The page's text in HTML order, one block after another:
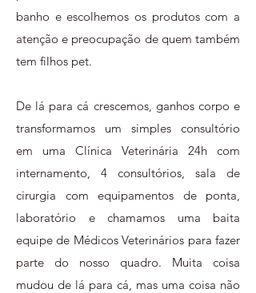
banho e escolhemos os produtos com a
atenção e preocupação de quem também
tem filhos pet.
De lá para cá crescemos, ganhos corpo e
transformamos um simples consultório
em uma Clínica Veterinária 24h com
internamento, 4 consultórios, sala de
cirurgia com equipamentos de ponta,
laboratório e chamamos uma baita
equipe de Médicos Veterinários para fazer
parte do nosso quadro. Muita coisa
mudou de lá para cá, mas uma coisa não